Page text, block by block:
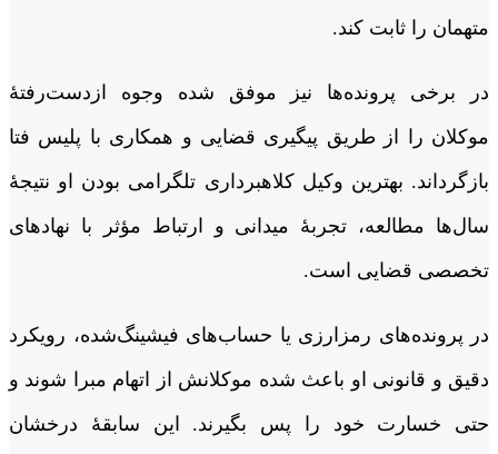
متهمان را ثابت کند.
در برخی پرونده‌ها نیز موفق شده وجوه ازدست‌رفتۀ
موکلان را از طریق پیگیری قضایی و همکاری با پلیس فتا
بازگرداند. بهترین وکیل کلاهبرداری تلگرامی بودن او نتیجۀ
سال‌ها مطالعه، تجربۀ میدانی و ارتباط مؤثر با نهادهای
تخصصی قضایی است.
در پرونده‌های رمزارزی یا حساب‌های فیشینگ‌شده، رویکرد
دقیق و قانونی او باعث شده موکلانش از اتهام مبرا شوند و
حتی خسارت خود را پس بگیرند. این سابقۀ درخشان